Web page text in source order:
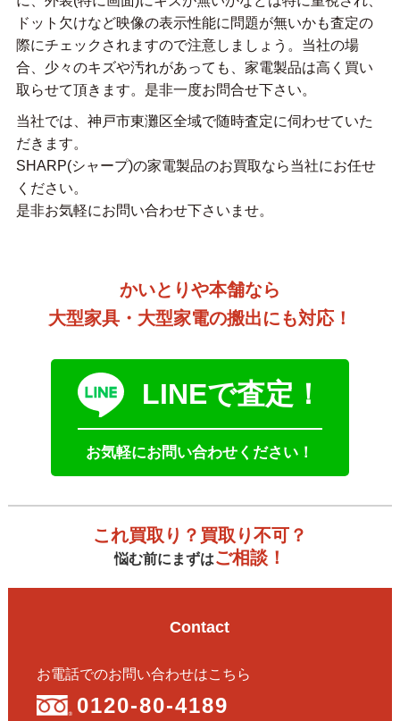
ドット欠けなど映像の表示性能に問題が無いかも査定の
際にチェックされますので注意しましょう。当社の場
合、少々のキズや汚れがあっても、家電製品は高く買い
取らせて頂きます。是非一度お問合せ下さい。
当社では、神戸市東灘区全域で随時査定に伺わせていた
だきます。
SHARP(シャープ)の家電製品のお買取なら当社にお任せ
ください。
是非お気軽にお問い合わせ下さいませ。
かいとりや本舗なら
大型家具・大型家電の搬出にも対応！
LINEで査定！
お気軽にお問い合わせください！
これ買取り？買取り不可？
悩む前にまずはご相談！
Contact
お電話でのお問い合わせはこちら
0120-80-4189